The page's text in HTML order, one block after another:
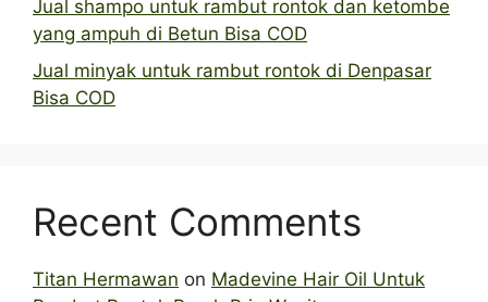
Jual shampo untuk rambut rontok dan ketombe
yang ampuh di Betun Bisa COD
Jual minyak untuk rambut rontok di Denpasar
Bisa COD
Recent Comments
Titan Hermawan on Madevine Hair Oil Untuk